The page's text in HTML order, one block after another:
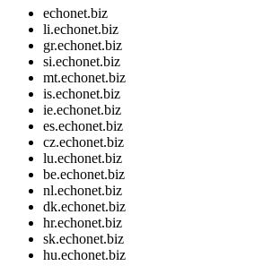
echonet.biz
li.echonet.biz
gr.echonet.biz
si.echonet.biz
mt.echonet.biz
is.echonet.biz
ie.echonet.biz
es.echonet.biz
cz.echonet.biz
lu.echonet.biz
be.echonet.biz
nl.echonet.biz
dk.echonet.biz
hr.echonet.biz
sk.echonet.biz
hu.echonet.biz